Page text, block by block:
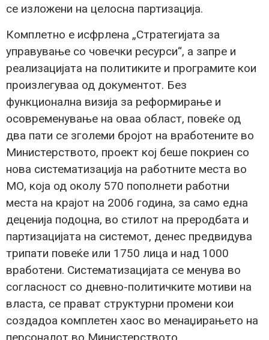
се изложени на целосна партизација.
Комплетно е исфрлена „Стратегијата за
управување со човечки ресурси“, а запре и
реализацијата на политиките и програмите кои
произлегуваа од документот. Без
функционална визија за реформирање и
осовременување на оваа област, повеќе од
два пати се зголеми бројот на вработените во
Министерството, проект кој беше покриен со
нова систематизација на работните места во
МО, која од околу 570 пополнети работни
места на крајот на 2006 година, за само една
деценија подоцна, во стилот на преродбата и
партизацијата на системот, денес предвидува
трипати повеќе или 1750 лица и над 1000
вработени. Систематизацијата се менува во
согласност со дневно-политичките мотиви на
власта, се прават структурни промени кои
создадоа комплетен хаос во менаџирањето на
персоналот во Министерството.